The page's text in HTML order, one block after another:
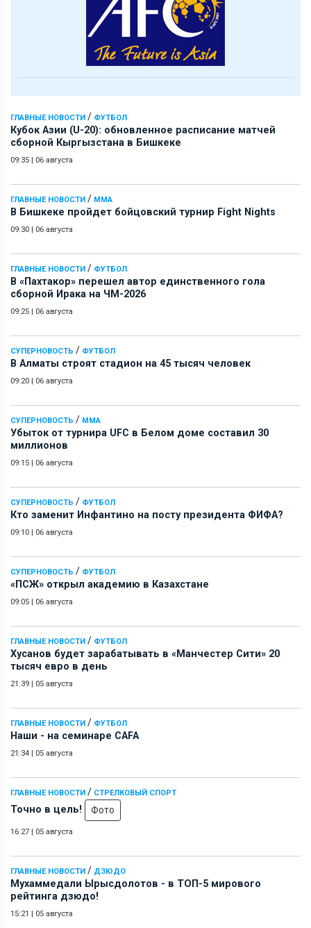
ГЛАВНЫЕ НОВОСТИ / ФУТБОЛ
Кубок Азии (U-20): обновленное расписание матчей
сборной Кыргызстана в Бишкеке
09:35 06 августа
ГЛАВНЫЕ НОВОСТИ / ММА
В Бишкеке пройдет бойцовский турнир Fight Nights
09:30 06 августа
ГЛАВНЫЕ НОВОСТИ / ФУТБОЛ
В «Пахтакор» перешел автор единственного гола
сборной Ирака на ЧМ-2026
09:25 06 августа
СУПЕРНОВОСТЬ / ФУТБОЛ
В Алматы строят стадион на 45 тысяч человек
09:20 06 августа
СУПЕРНОВОСТЬ / ММА
Убыток от турнира UFC в Белом доме составил 30
миллионов
09:15 06 августа
СУПЕРНОВОСТЬ / ФУТБОЛ
Кто заменит Инфантино на посту президента ФИФА?
09:10 06 августа
СУПЕРНОВОСТЬ / ФУТБОЛ
«ПСЖ» открыл академию в Казахстане
09:05 06 августа
ГЛАВНЫЕ НОВОСТИ / ФУТБОЛ
Хусанов будет зарабатывать в «Манчестер Сити» 20
тысяч евро в день
21:39 05 августа
ГЛАВНЫЕ НОВОСТИ / ФУТБОЛ
Наши - на семинаре СAFA
21:34 05 августа
ГЛАВНЫЕ НОВОСТИ / СТРЕЛКОВЫЙ СПОРТ
Точно в цель! Фото
16:27 05 августа
ГЛАВНЫЕ НОВОСТИ / ДЗЮДО
Мухаммедали Ырысдолотов - в ТОП-5 мирового
рейтинга дзюдо!
15:21 05 августа